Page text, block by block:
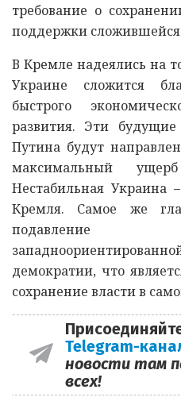
требование о
поддержки сложившейся
В Кремле надеялись на
Украине сложится
быстрого
развития. Эти
Путина будут
максимальный
Нестабильная Украина
Кремля. Самое же
подавление
демократии, что
сохранение власти в
Telegram-
новости там
всех!